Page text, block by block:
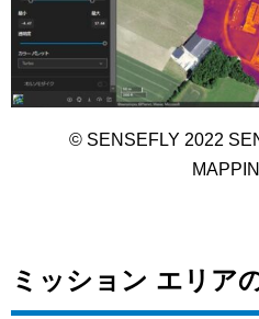
© SENSEFLY 2022
ミッション エリア